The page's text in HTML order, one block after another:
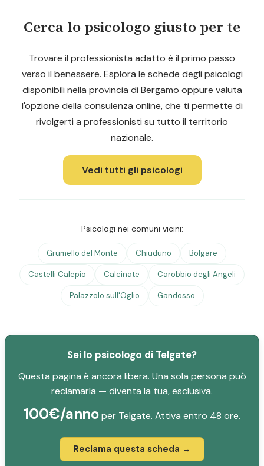
Cerca lo psicologo giusto per te
Trovare il professionista adatto è il primo passo
verso il benessere. Esplora le schede degli psicologi
disponibili nella provincia di Bergamo oppure valuta
l'opzione della consulenza online, che ti permette di
rivolgerti a professionisti su tutto il territorio
nazionale.
Vedi tutti gli psicologi
Psicologi nei comuni vicini:
Grumello del Monte Chiuduno Bolgare
Castelli Calepio Calcinate Carobbio degli Angeli
Palazzolo sull'Oglio Gandosso
Sei lo psicologo di Telgate?
Questa pagina è ancora libera. Una sola persona può
reclamarla — diventa la tua, esclusiva.
100€/annoper Telgate. Attiva entro 48 ore.
Reclama questa scheda →